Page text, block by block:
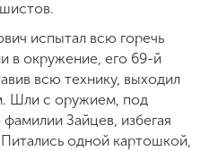
испытал всю горечь
в окружение, его 69-й
всю технику, выходил
Шли с оружием, под
Зайцев, избегая
одной картошкой,